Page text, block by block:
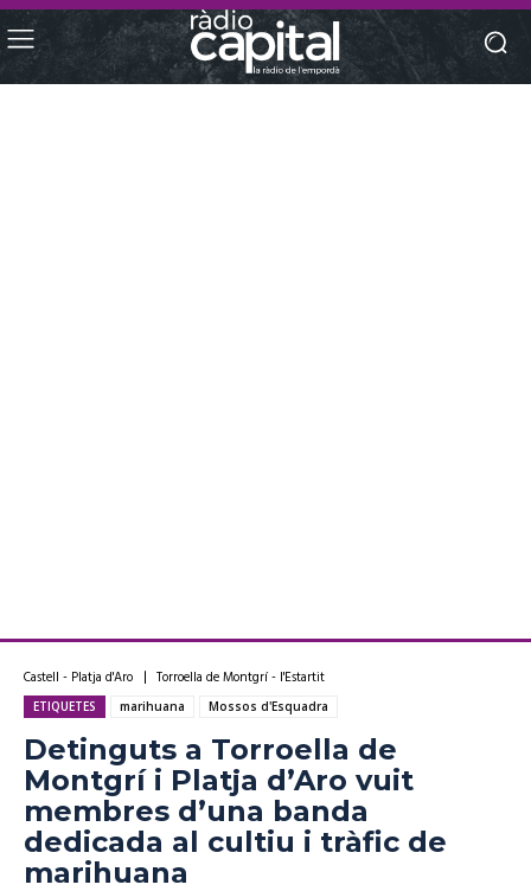
Castell - Platja d'Aro Torroella de Montgrí - l'Estartit
ETIQUETES marihuana Mossos d'Esquadra
Detinguts a Torroella de
Montgrí i Platja d’Aro vuit
membres d’una banda
dedicada al cultiu i tràfic de
marihuana